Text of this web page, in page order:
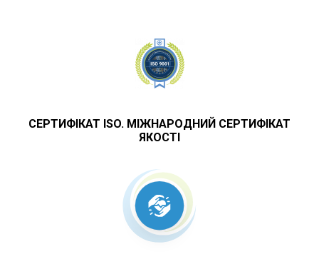
СЕРТИФІКАТ ISO. МІЖНАРОДНИЙ СЕРТИФІКАТ
ЯКОСТІ